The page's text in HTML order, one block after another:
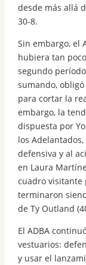
desde más allá
30-8.
Sin embargo, el
hubiera tan
segundo
sumando,
para cortar la
embargo, la
dispuesta por
los
defensiva y al
en Laura
cuadro visitante
terminaron
de Ty Outland
El ADBA
vestuarios:
y usar el